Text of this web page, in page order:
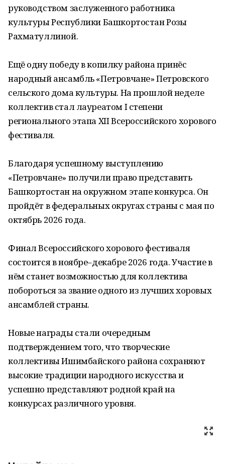
руководством заслуженного работника
культуры Республики Башкортостан Розы
Рахматуллиной.
Ещё одну победу в копилку района принёс
народный ансамбль «Петровчане» Петровского
сельского дома культуры. На прошлой неделе
коллектив стал лауреатом I степени
регионального этапа XII Всероссийского хорового
фестиваля.
Благодаря успешному выступлению
«Петровчане» получили право представить
Башкортостан на окружном этапе конкурса. Он
пройдёт в федеральных округах страны с мая по
октябрь 2026 года.
Финал Всероссийского хорового фестиваля
состоится в ноябре–декабре 2026 года. Участие в
нём станет возможностью для коллектива
побороться за звание одного из лучших хоровых
ансамблей страны.
Новые награды стали очередным
подтверждением того, что творческие
коллективы Ишимбайского района сохраняют
высокие традиции народного искусства и
успешно представляют родной край на
конкурсах различного уровня.